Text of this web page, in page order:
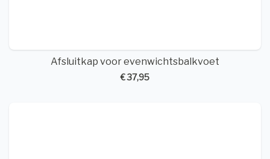
Afsluitkap voor evenwichtsbalkvoet
€ 37,95